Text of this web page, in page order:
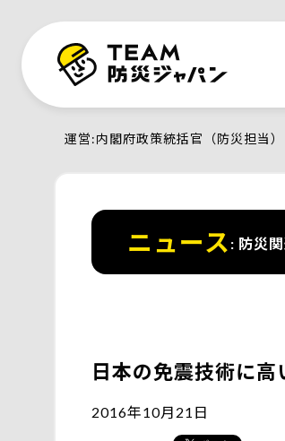
運営 内閣府政策統括官（防災担当）
ニュース 防災
日本の免震技術に
2016年10月21日